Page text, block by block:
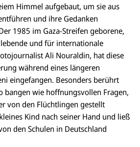
Himmel aufgebaut, um sie aus
und ihre Gedanken
1985 im Gaza-Streifen geborene,
und für internationale
Ali Nouraldin, hat diese
während eines längeren
eingefangen. Besonders berührt
bangen wie hoffnungsvollen Fragen,
von den Flüchtlingen gestellt
Kind nach seiner Hand und ließ
den Schulen in Deutschland